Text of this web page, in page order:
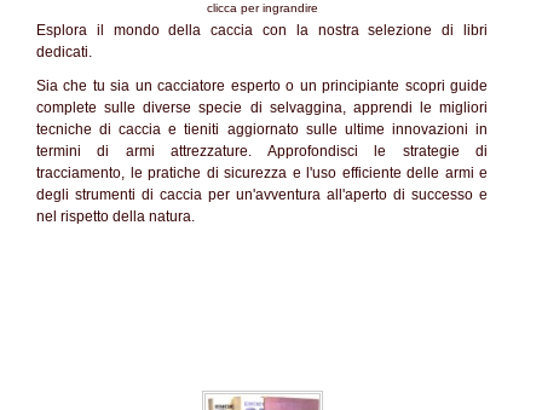
clicca per ingrandire
Esplora il mondo della caccia con la nostra selezione di libri
dedicati.
Sia che tu sia un cacciatore esperto o un principiante scopri guide
complete sulle diverse specie di selvaggina, apprendi le migliori
tecniche di caccia e tieniti aggiornato sulle ultime innovazioni in
termini di armi attrezzature. Approfondisci le strategie di
tracciamento, le pratiche di sicurezza e l'uso efficiente delle armi e
degli strumenti di caccia per un'avventura all'aperto di successo e
nel rispetto della natura.